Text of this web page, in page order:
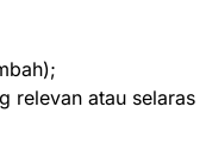
relevan atau selaras